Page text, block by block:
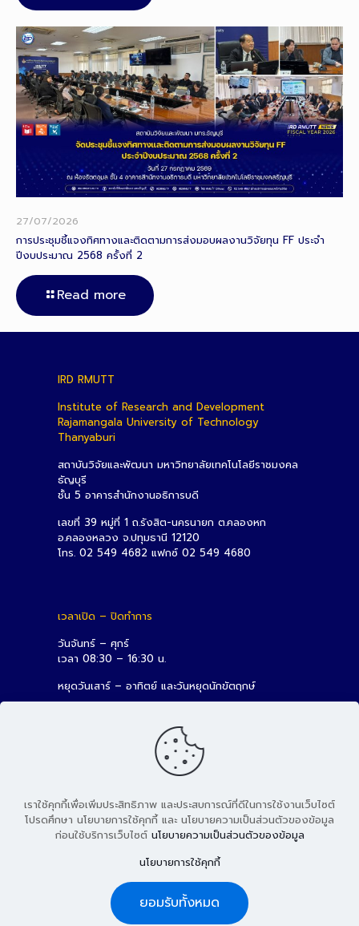
27/07/2026
การประชุมชี้แจงทิศทางและติดตามการส่งมอบผลงานวิจัยทุน FF ประจำ
ปีงบประมาณ 2568 ครั้งที่ 2
Read more
IRD RMUTT
Institute of Research and Development
Rajamangala University of Technology
Thanyaburi
สถาบันวิจัยและพัฒนา มหาวิทยาลัยเทคโนโลยีราชมงคล
ธัญบุรี
ชั้น 5 อาคารสำนักงานอธิการบดี
เลขที่ 39 หมู่ที่ 1 ถ.รังสิต-นครนายก ต.คลองหก
อ.คลองหลวง จ.ปทุมธานี 12120
โทร. 02 549 4682 แฟกซ์ 02 549 4680
เวลาเปิด – ปิดทำการ
วันจันทร์ – ศุกร์
เวลา 08:30 – 16:30 น.
หยุดวันเสาร์ – อาทิตย์ และวันหยุดนักขัตฤกษ์
© 2026 สถาบันวิจัยและพัฒนา มหาวิทยาลัยเทคโนโลยีราชมงคล
ธัญบุรี
เราใช้คุกกี้เพื่อเพิ่มประสิทธิภาพ และประสบการณ์ที่ดีในการใช้งานเว็บไซต์
โปรดศึกษา นโยบายการใช้คุกกี้ และ นโยบายความเป็นส่วนตัวของข้อมูล
ก่อนใช้บริการเว็บไซต์ นโยบายความเป็นส่วนตัวของข้อมูล
นโยบายการใช้คุกกี้
ยอมรับทั้งหมด